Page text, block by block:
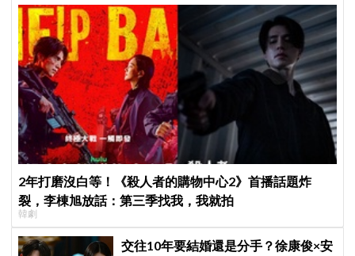
2年打磨沒白等！《殺人者的購物中心2》首播話題炸
裂，李棟旭放話：第三季找我，我就拍
韓劇
交往10年要結婚還是分手？徐康俊×安